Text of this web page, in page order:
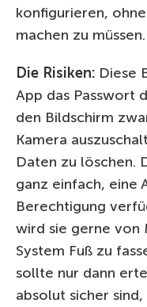
konfigurieren,
machen zu müssen.
Die Risiken: Diese
App das Passwort
den Bildschirm
Kamera
Daten zu löschen.
ganz einfach, eine
Berechtigung
wird sie gerne von
System Fuß zu
sollte nur dann
absolut sicher